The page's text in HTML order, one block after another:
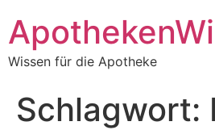
Wissen für die Apotheke
Schlagwort: